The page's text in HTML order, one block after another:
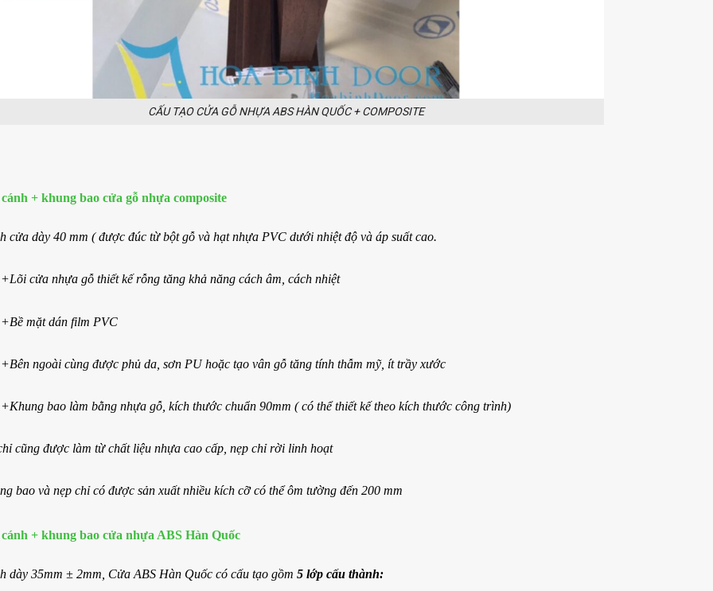
CẤU TẠO CỬA GỖ NHỰA ABS HÀN QUỐC + COMPOSITE
+ khung bao cửa gỗ nhựa composite
cửa dày 40 mm ( được đúc từ bột gỗ và hạt nhựa PVC dưới nhiệt độ và áp suất cao.
+Lõi cửa nhựa gỗ thiết kế rỗng tăng khả năng cách âm, cách nhiệt
+Bề mặt dán film PVC
+Bên ngoài cùng được phủ da, sơn PU hoặc tạo vân gỗ tăng tính thẫm mỹ, ít trầy xước
+Khung bao làm bằng nhựa gỗ, kích thước chuẩn 90mm ( có thể thiết kế theo kích thước công trình)
cũng được làm từ chất liệu nhựa cao cấp, nẹp chỉ rời linh hoạt
bao và nẹp chỉ có được sản xuất nhiều kích cỡ có thể ôm tường đến 200 mm
+ khung bao cửa nhựa ABS Hàn Quốc
dày 35mm ± 2mm, Cửa ABS Hàn Quốc có cấu tạo gồm 5 lớp cấu thành: